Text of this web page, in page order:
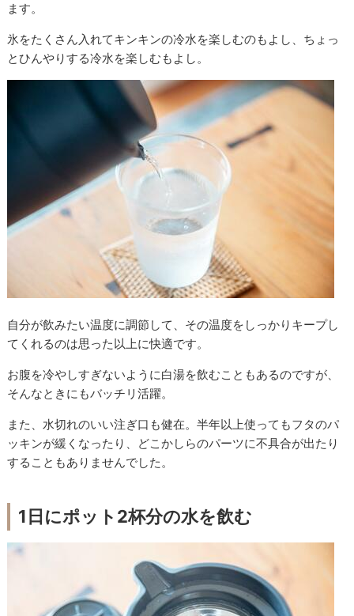
ます。
氷をたくさん入れてキンキンの冷水を楽しむのもよし、ちょっ
とひんやりする冷水を楽しむもよし。
自分が飲みたい温度に調節して、その温度をしっかりキープし
てくれるのは思った以上に快適です。
お腹を冷やしすぎないように白湯を飲むこともあるのですが、
そんなときにもバッチリ活躍。
また、水切れのいい注ぎ口も健在。半年以上使ってもフタのパ
ッキンが緩くなったり、どこかしらのパーツに不具合が出たり
することもありませんでした。
1日にポット2杯分の水を飲む